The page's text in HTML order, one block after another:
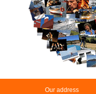
Our address